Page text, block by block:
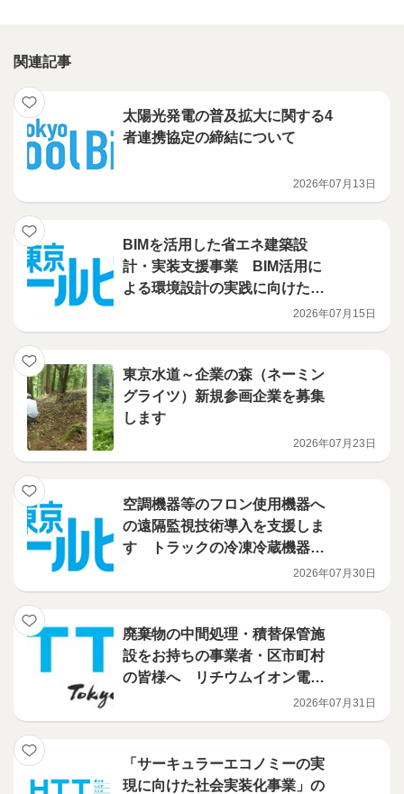
関連記事
太陽光発電の普及拡大に関する4
者連携協定の締結について
2026年07月13日
BIMを活用した省エネ建築設
計・実装支援事業 BIM活用に
よる環境設計の実践に向けたハ
2026年07月15日
東京水道～企業の森（ネーミン
グライツ）新規参画企業を募集
します
2026年07月23日
空調機器等のフロン使用機器へ
の遠隔監視技術導入を支援しま
す トラックの冷凍冷蔵機器に
導入される技術を補助対象に追
加しました！ フロン漏えい防
進事業
2026年07月30日
廃棄物の中間処理・積替保管施
設をお持ちの事業者・区市町村
の皆様へ リチウムイオン電池
火災対策を、都が支援します
（電池検知機・火災検知機等の
2026年07月31日
「サーキュラーエコノミーの実
現に向けた社会実装化事業」の